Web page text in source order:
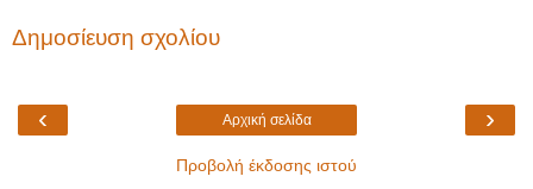
Δημοσίευση σχολίου
‹ ›
Αρχική σελίδα
Προβολή έκδοσης ιστού